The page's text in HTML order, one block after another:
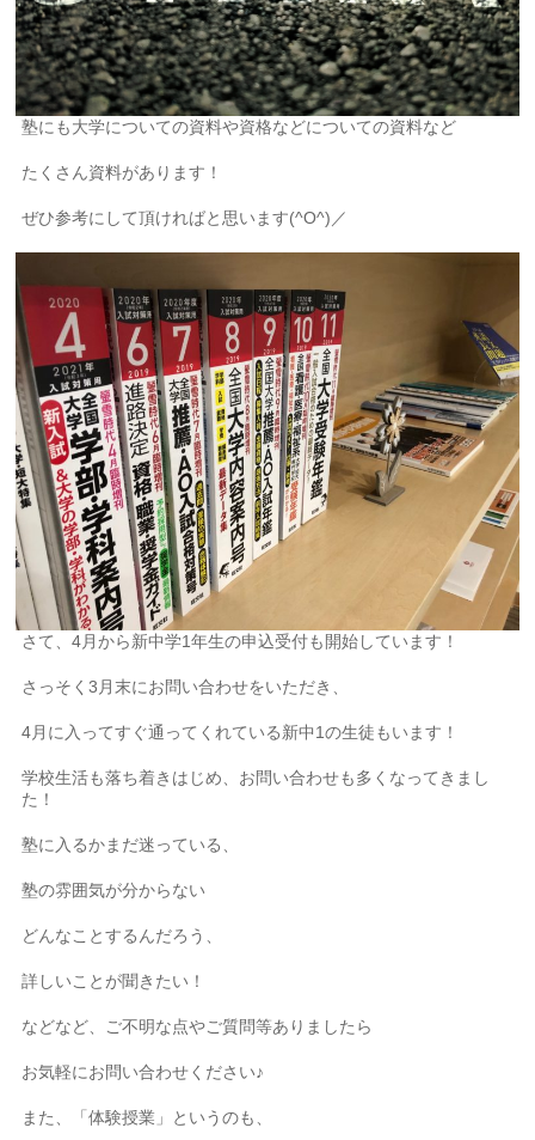
塾にも大学についての資料や資格などについての資料など
たくさん資料があります！
ぜひ参考にして頂ければと思います(^O^)／
さて、4月から新中学1年生の申込受付も開始しています！
さっそく3月末にお問い合わせをいただき、
4月に入ってすぐ通ってくれている新中1の生徒もいます！
学校生活も落ち着きはじめ、お問い合わせも多くなってきまし
た！
塾に入るかまだ迷っている、
塾の雰囲気が分からない
どんなことするんだろう、
詳しいことが聞きたい！
などなど、ご不明な点やご質問等ありましたら
お気軽にお問い合わせください♪
また、「体験授業」というのも、